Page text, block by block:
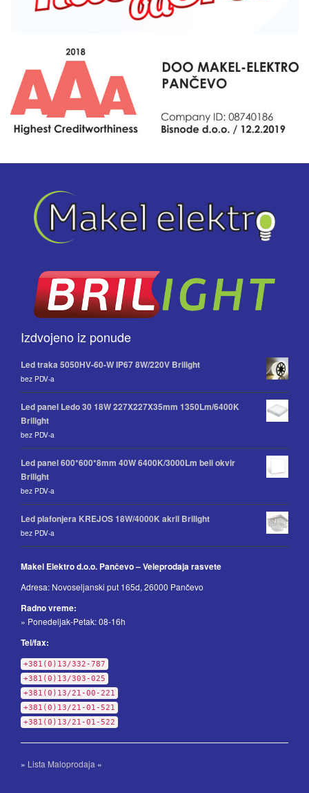
Izdvojeno iz ponude
Led traka 5050HV-60-W IP67 8W/220V Brilight
bez PDV-a
Led panel Ledo 30 18W 227X227X35mm 1350Lm/6400K
Brilight
bez PDV-a
Led panel 600*600*8mm 40W 6400K/3000Lm beli okvir
Brilight
bez PDV-a
Led plafonjera KREJOS 18W/4000K akril Brilight
bez PDV-a
Makel Elektro d.o.o. Pančevo – Veleprodaja rasvete
Adresa: Novoseljanski put 165d, 26000 Pančevo
Radno vreme:
» Ponedeljak-Petak: 08-16h
Tel/fax:
+381(0)13/332-787
+381(0)13/303-025
+381(0)13/21-00-221
+381(0)13/21-01-521
+381(0)13/21-01-522
» Lista Maloprodaja «